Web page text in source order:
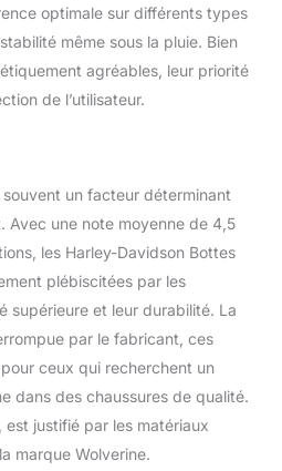
optimale sur différents types
même sous la pluie. Bien
agréables, leur priorité
de l’utilisateur.
un facteur déterminant
Avec une note moyenne de 4,5
les Harley-Davidson Bottes
plébiscitées par les
supérieure et leur durabilité. La
par le fabricant, ces
ceux qui recherchent un
dans des chaussures de qualité.
justifié par les matériaux
marque Wolverine.